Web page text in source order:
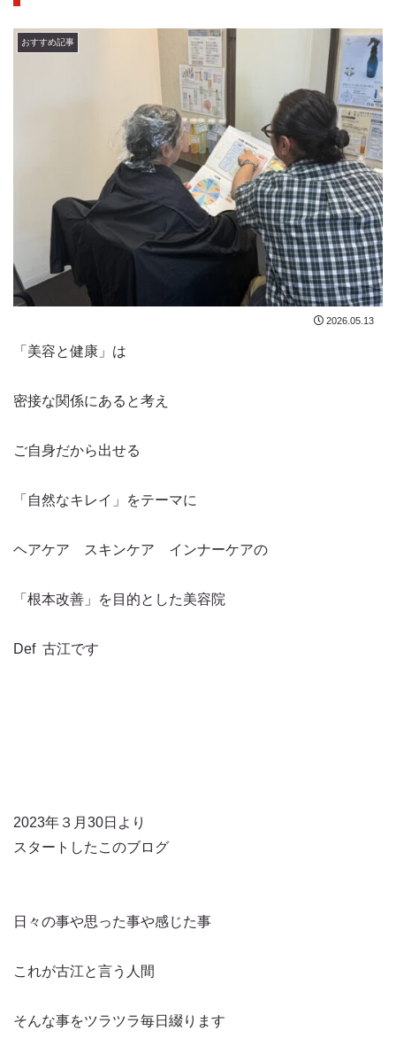
おすすめ記事
2026.05.13
「美容と健康」は
密接な関係にあると考え
ご自身だから出せる
「自然なキレイ」をテーマに
ヘアケア スキンケア インナーケアの
「根本改善」を目的とした美容院
Def 古江です
2023年３月30日より
スタートしたこのブログ
日々の事や思った事や感じた事
これが古江と言う人間
そんな事をツラツラ毎日綴ります